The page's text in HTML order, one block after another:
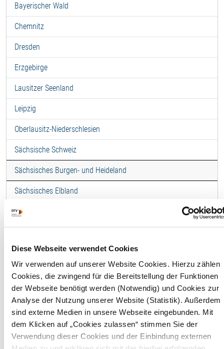
Diese Webseite verwendet Cookies
Wir verwenden auf unserer Website Cookies. Hierzu zählen
Cookies, die zwingend für die Bereitstellung der Funktionen
der Webseite benötigt werden (Notwendig) und Cookies zur
Analyse der Nutzung unserer Website (Statistik). Außerdem
sind externe Medien in unsere Webseite eingebunden. Mit
dem Klicken auf „Cookies zulassen“ stimmen Sie der
Verwendung dieser Cookies und der Einbindung externen
Bayerischer Wald
Chemnitz
Dresden
Erzgebirge
Lausitzer Seenland
Leipzig
Oberlausitz-Niederschlesien
Sächsische Schweiz
Sächsisches Burgen- und Heideland
Sächsisches Elbland
Thüringer Vogtland
Ferienwohnung -
"Kormoran" Apartment, 3
Personen (12)
F